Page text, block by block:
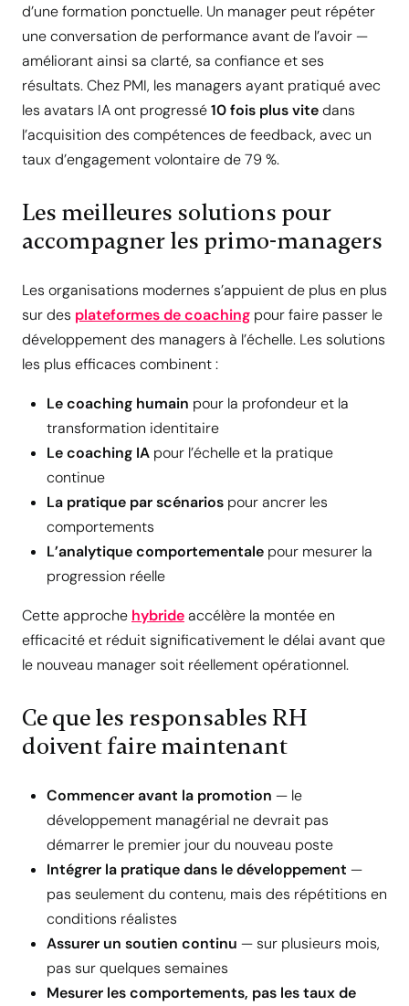
d’une formation ponctuelle. Un manager peut répéter
une conversation de performance avant de l’avoir —
améliorant ainsi sa clarté, sa confiance et ses
résultats. Chez PMI, les managers ayant pratiqué avec
les avatars IA ont progressé10 fois plus vitedans
l’acquisition des compétences de feedback, avec un
taux d’engagement volontaire de 79 %.
Les meilleures solutions pour
accompagner les primo-managers
Les organisations modernes s’appuient de plus en plus
sur des plateformes de coaching pour faire passer le
développement des managers à l’échelle. Les solutions
les plus efficaces combinent :
Le coaching humain pour la profondeur et la
transformation identitaire
Le coaching IA pour l’échelle et la pratique
continue
La pratique par scénarios pour ancrer les
comportements
L’analytique comportementale pour mesurer la
progression réelle
Cette approche hybrideaccélère la montée en
efficacité et réduit significativement le délai avant que
le nouveau manager soit réellement opérationnel.
Ce que les responsables RH
doivent faire maintenant
Commencer avant la promotion — le
développement managérial ne devrait pas
démarrer le premier jour du nouveau poste
Intégrer la pratique dans le développement —
pas seulement du contenu, mais des répétitions en
conditions réalistes
Assurer un soutien continu — sur plusieurs mois,
pas sur quelques semaines
Mesurer les comportements, pas les taux de